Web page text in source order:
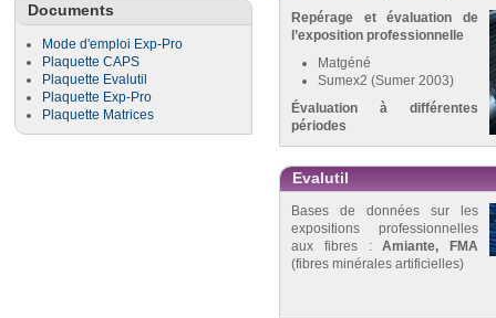
Documents
Mode d'emploi Exp-Pro
Plaquette CAPS
Plaquette Evalutil
Plaquette Exp-Pro
Plaquette Matrices
Repérage et évaluation de
l’exposition professionnelle
Matgéné
Sumex2 (Sumer 2003)
Évaluation à différentes
périodes
Evalutil
Bases de données sur les
expositions professionnelles
aux fibres :Amiante, FMA
(fibres minérales artificielles)